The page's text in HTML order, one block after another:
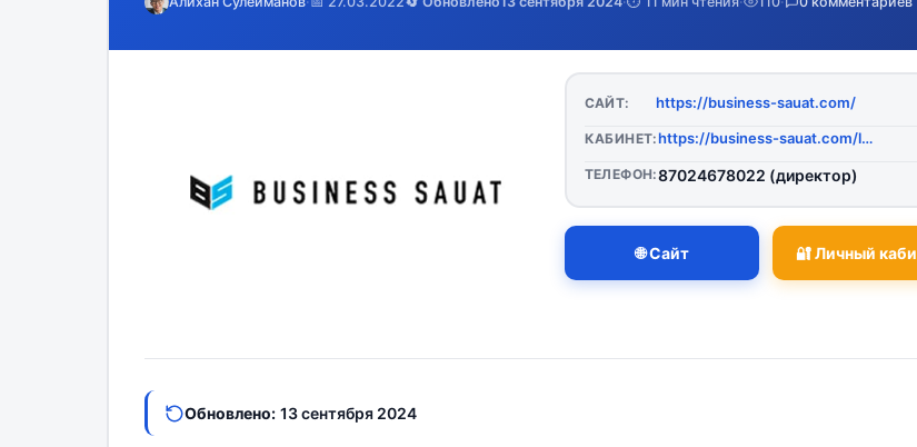
САЙТ: https://business-sauat.com/
КАБИНЕТ: https://business-sauat.com/login
ТЕЛЕФОН:87024678022 (директор)
🌐 Сайт 🔐 Личный
Обновлено: 13 сентября 2024